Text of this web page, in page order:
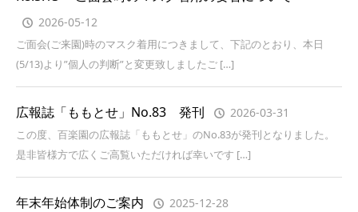
2026-05-12
ご面会(ご来園)時のマスク着用につきまして、下記のとおり、本日
(5/13)より”個人の判断”と変更致しましたご […]
広報誌「ももとせ」No.83 発刊 2026-03-31
この度、百楽園の広報誌「ももとせ」のNo.83が発刊となりました。
是非皆様方で広くご高覧いただければ幸いです […]
年末年始体制のご案内 2025-12-28